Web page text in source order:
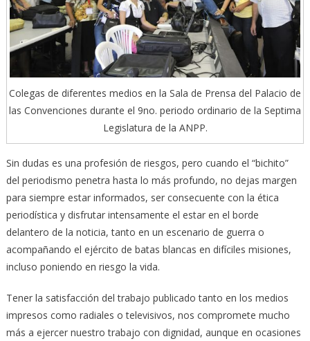
Colegas de diferentes medios en la Sala de Prensa del Palacio de
las Convenciones durante el 9no. periodo ordinario de la Septima
Legislatura de la ANPP.
Sin dudas es una profesión de riesgos, pero cuando el “bichito”
del periodismo penetra hasta lo más profundo, no dejas margen
para siempre estar informados, ser consecuente con la ética
periodística y disfrutar intensamente el estar en el borde
delantero de la noticia, tanto en un escenario de guerra o
acompañando el ejército de batas blancas en difíciles misiones,
incluso poniendo en riesgo la vida.
Tener la satisfacción del trabajo publicado tanto en los medios
impresos como radiales o televisivos, nos compromete mucho
más a ejercer nuestro trabajo con dignidad, aunque en ocasiones